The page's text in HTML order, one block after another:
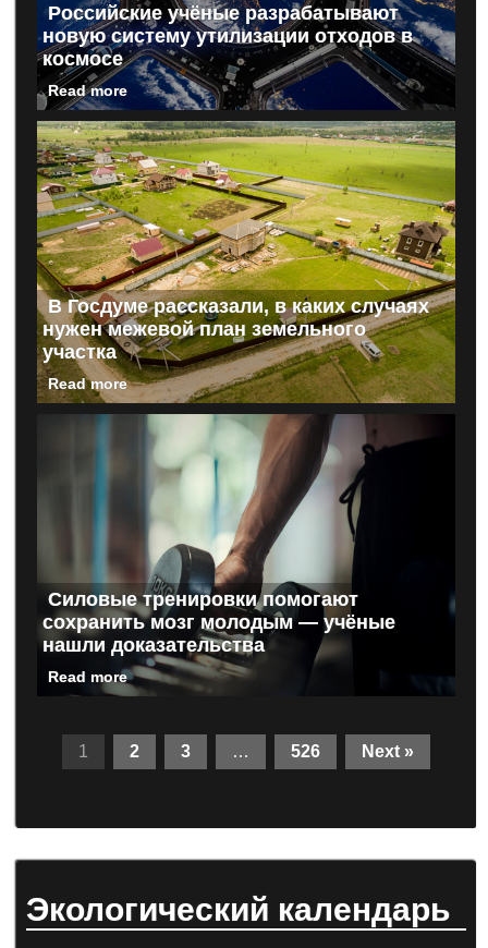
Российские учёные разрабатывают
новую систему утилизации отходов в
космосе
Read more
В Госдуме рассказали, в каких случаях
нужен межевой план земельного
участка
Read more
Силовые тренировки помогают
сохранить мозг молодым — учёные
нашли доказательства
Read more
1 2 3 … 526 Next »
Экологический календарь